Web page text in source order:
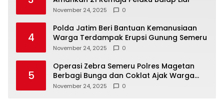
November 24, 2025 0
4
Polda Jatim Beri Bantuan Kemanusiaan
Warga Terdampak Erupsi Gunung Semeru
November 24, 2025 0
5
Operasi Zebra Semeru Polres Magetan
Berbagi Bunga dan Coklat Ajak Warga
Tertib Lalin
November 24, 2025 0